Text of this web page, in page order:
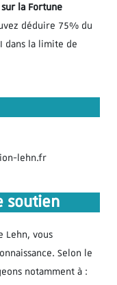
la Fortune
déduire 75% du
dans la limite de
lehn.fr
soutien
Lehn, vous
Selon le
notamment à :